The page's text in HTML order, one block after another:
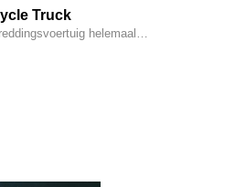
Truck
helemaal…